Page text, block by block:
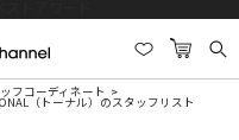
フコーディネート
（トーナル）のスタッフリスト